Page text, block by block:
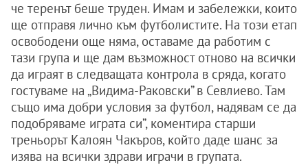
че теренът беше труден. Имам и забележки, които
ще отправя лично към футболистите. На този етап
освободени още няма, оставаме да работим с
тази група и ще дам възможност отново на всички
да играят в следващата контрола в сряда, когато
гостуваме на „Видима-Раковски” в Севлиево. Там
също има добри условия за футбол, надявам се да
подобряваме играта си”, коментира старши
треньорът Калоян Чакъров, който даде шанс за
изява на всички здрави играчи в групата.